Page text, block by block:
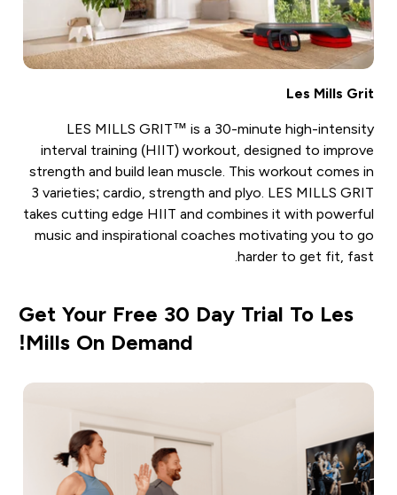
Les Mills Grit
LES MILLS GRIT™ is a 30-minute high-intensity
interval training (HIIT) workout, designed to improve
strength and build lean muscle. This workout comes in
3 varieties; cardio, strength and plyo. LES MILLS GRIT
takes cutting edge HIIT and combines it with powerful
music and inspirational coaches motivating you to go
harder to get fit, fast.
Get Your Free 30 Day Trial To Les
Mills On Demand!